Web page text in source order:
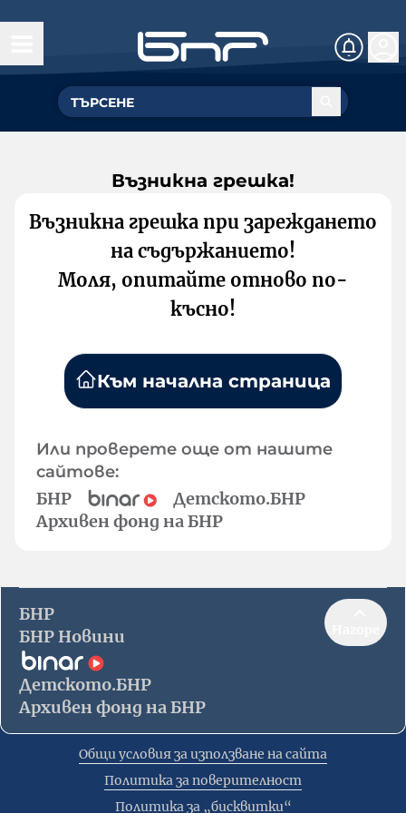
Възникна грешка!
Възникна грешка при зареждането
на съдържанието!
Моля, опитайте отново по-
късно!
Към начална страница
Или проверете още от нашите
сайтове:
БНР
Детското.БНР
Архивен фонд на БНР
БНР
БНР Новини
Детското.БНР
Архивен фонд на БНР
Общи условия за използване на сайта
Политика за поверителност
Политика за „бисквитки“